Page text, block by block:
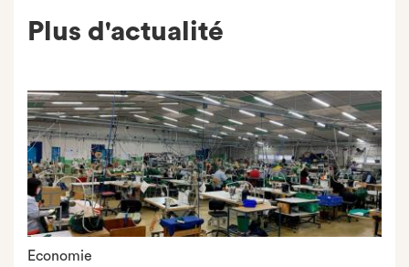
Plus d'actualité
Economie